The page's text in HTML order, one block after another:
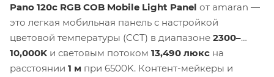
Pano 120c RGB COB Mobile Light Panel от amaran —
это легкая мобильная панель с настройкой
цветовой температуры (CCT) в диапазоне 2300–
10,000K и световым потоком 13,490 люкс на
расстоянии 1 м при 6500K. Контент-мейкеры и